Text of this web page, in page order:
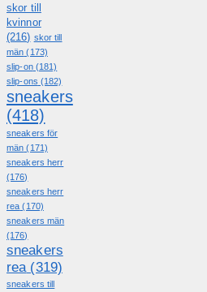
skor till
kvinnor
(216) skor till
män (173)
slip-on(181)
slip-ons (182)
sneakers
(418)
sneakers för
män (171)
sneakers herr
(176)
sneakers herr
rea (170)
sneakers män
(176)
sneakers
rea (319)
sneakers till